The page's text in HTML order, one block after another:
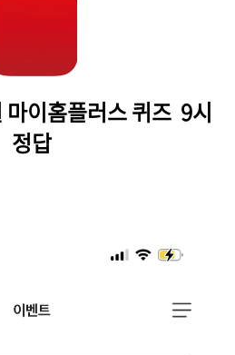
이홈플러스 퀴즈 9시
정답